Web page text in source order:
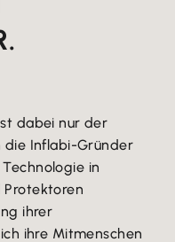
dabei nur der
die Inflabi-Gründer
in
ihrer
ihre Mitmenschen